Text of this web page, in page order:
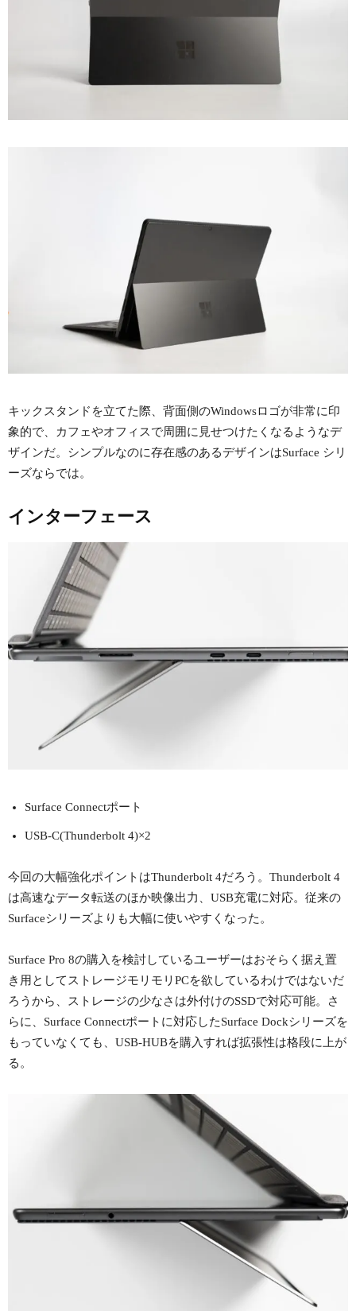
キックスタンドを立てた際、背面側のWindowsロゴが非常に印
象的で、カフェやオフィスで周囲に見せつけたくなるようなデ
ザインだ。シンプルなのに存在感のあるデザインはSurface シリ
ーズならでは。
インターフェース
Surface Connectポート
USB-C(Thunderbolt 4)×2
今回の大幅強化ポイントはThunderbolt 4だろう。Thunderbolt 4
は高速なデータ転送のほか映像出力、USB充電に対応。従来の
Surfaceシリーズよりも大幅に使いやすくなった。
Surface Pro 8の購入を検討しているユーザーはおそらく据え置
き用としてストレージモリモリPCを欲しているわけではないだ
ろうから、ストレージの少なさは外付けのSSDで対応可能。さ
らに、Surface Connectポートに対応したSurface Dockシリーズを
もっていなくても、USB-HUBを購入すれば拡張性は格段に上が
る。